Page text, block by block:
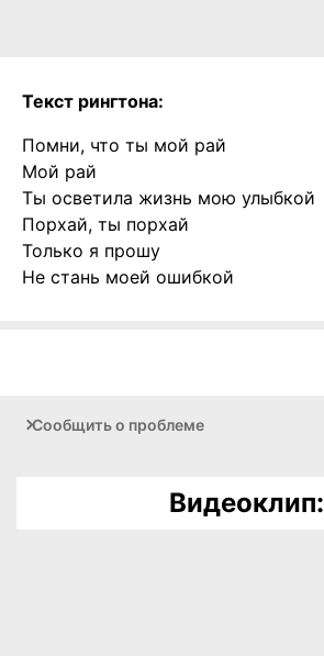
Текст рингтона:
Помни, что ты мой рай
Мой рай
Ты осветила жизнь мою улыбкой
Порхай, ты порхай
Только я прошу
Не стань моей ошибкой
Сообщить о проблеме
Видеоклип: